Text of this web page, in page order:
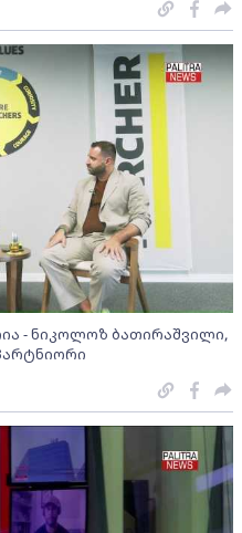
- ნიკოლოზ ბათირაშვილი,